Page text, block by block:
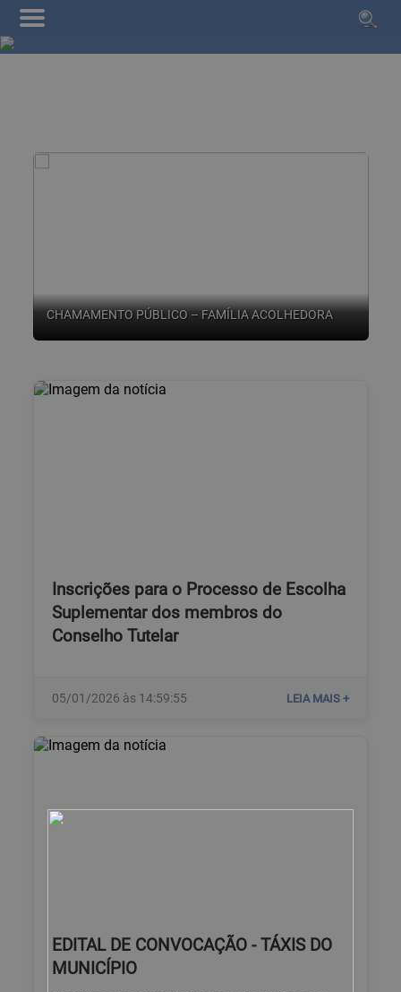
CHAMAMENTO PÚBLICO – FAMÍLIA ACOLHEDORA
Inscrições para o Processo de Escolha
Suplementar dos membros do
Conselho Tutelar
05/01/2026 às 14:59:55 LEIA MAIS +
EDITAL DE CONVOCAÇÃO - TÁXIS DO
MUNICÍPIO